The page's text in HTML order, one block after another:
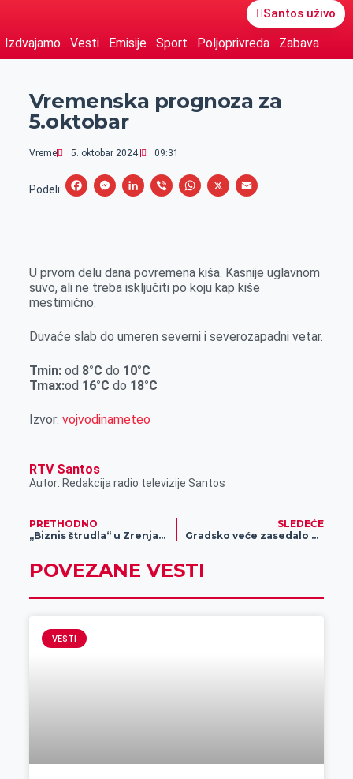
Santos uživo
Izdvajamo Vesti Emisije Sport Poljoprivreda Zabava
Vremenska prognoza za
5.oktobar
Vreme 5. oktobar 2024. 09:31
Podeli:
F
b
o
k
M
e
n
e
L
e
d
n
V
r
W
s
A
p
X
E
l
U prvom delu dana povremena kiša. Kasnije uglavnom
suvo, ali ne treba isključiti po koju kap kiše
mestimično.
Duvaće slab do umeren severni i severozapadni vetar.
Tmin:od 8°C do 10°C
Tmax:od 16°C do 18°C
Izvor: vojvodinameteo
RTV Santos
Autor: Redakcija radio televizije Santos
PRETHODNO
„Biznis štrudla“ u Zrenjaninu
SLEDEĆE
Gradsko veće zasedalo prvi put u aktuelnom sazivu
POVEZANE VESTI
VESTI